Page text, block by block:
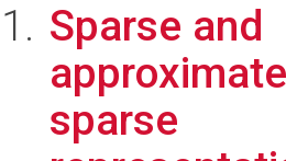
Sparse and
sparse